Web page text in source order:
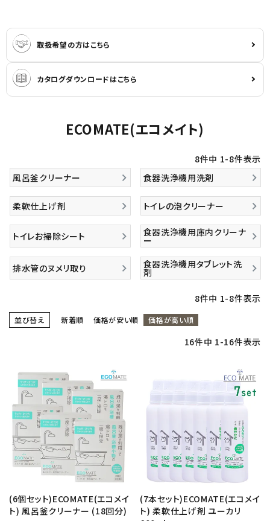
取扱希望の方はこちら
カタログダウンロードはこちら
ECOMATE(エコメイト)
8件中 1-8件表示
風呂釜クリーナー
食器洗浄機用洗剤
柔軟仕上げ剤 トイレの泡クリーナー
トイレお掃除シート 食器洗浄機用庫内クリーナ
ー
排水管のヌメリ取り 食器洗浄機用タブレット洗
剤
8件中 1-8件表示
並び替え 新着順 価格が安い順 価格が高い順
16件中 1-16件表示
(6個セット)ECOMATE(エコメイ
ト) 風呂釜クリーナー (18回分)
(7本セット)ECOMATE(エコメイ
ト) 柔軟仕上げ剤 ユーカリ